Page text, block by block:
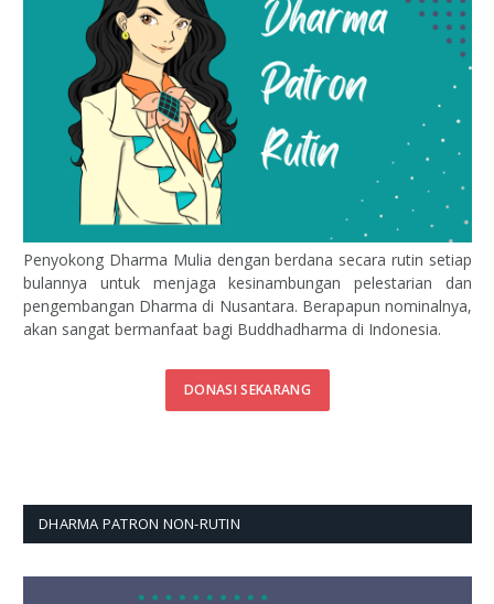
Penyokong Dharma Mulia dengan berdana secara rutin setiap
bulannya untuk menjaga kesinambungan pelestarian dan
pengembangan Dharma di Nusantara. Berapapun nominalnya,
akan sangat bermanfaat bagi Buddhadharma di Indonesia.
DONASI SEKARANG
DHARMA PATRON NON-RUTIN